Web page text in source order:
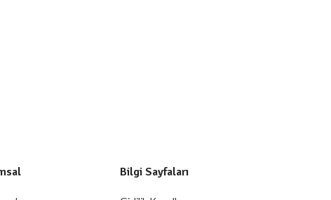
Bilgi Sayfaları